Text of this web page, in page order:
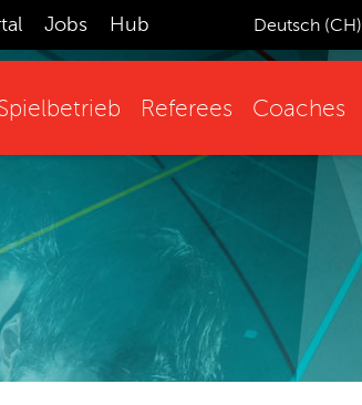
Jobs Hub Deutsch (CH)
Referees Coaches